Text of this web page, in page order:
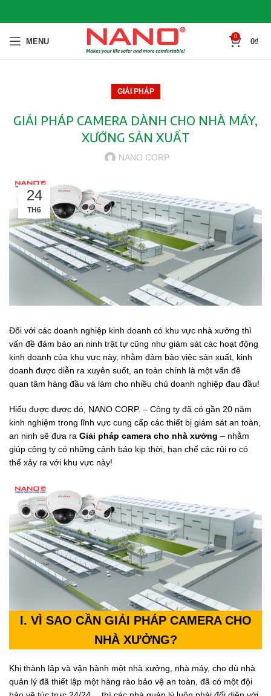
MENU
0
0₫
GIẢI PHÁP
GIẢI PHÁP CAMERA DÀNH CHO NHÀ MÁY,
XƯỞNG SẢN XUẤT
NANO CORP
24
TH6
Đối với các doanh nghiệp kinh doanh có khu vực nhà xưởng thì
vấn đề đảm bảo an ninh trật tự cũng như giám sát các hoạt động
kinh doanh của khu vực này, nhằm đảm bảo việc sản xuất, kinh
doanh được diễn ra xuyên suốt, an toàn chính là một vấn đề
quan tâm hàng đầu và làm cho nhiều chủ doanh nghiệp đau đầu!
Hiểu được được đó, NANO CORP. – Công ty đã có gần 20 năm
kinh nghiệm trong lĩnh vực cung cấp các thiết bị giám sát an toàn,
an ninh sẽ đưa ra Giải pháp camera cho nhà xưởng – nhằm
giúp công ty có những cảnh báo kịp thời, hạn chế các rủi ro có
thể xảy ra với khu vực này!
I. VÌ SAO CẦN GIẢI PHÁP CAMERA CHO
NHÀ XƯỞNG?
Khi thành lập và vận hành một nhà xưởng, nhà máy, cho dù nhà
quản lý đã thiết lập một hàng rào bảo vệ an toàn, đã có một đội
tại